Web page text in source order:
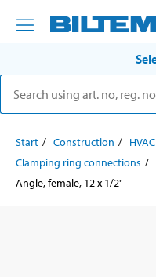
Start Construction HVAC
Clamping ring connections
Angle, female, 12 x 1/2"